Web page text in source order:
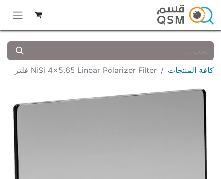
كافة المنتجات NiSi 4x5.65 Linear Polarizer Filter فلتر